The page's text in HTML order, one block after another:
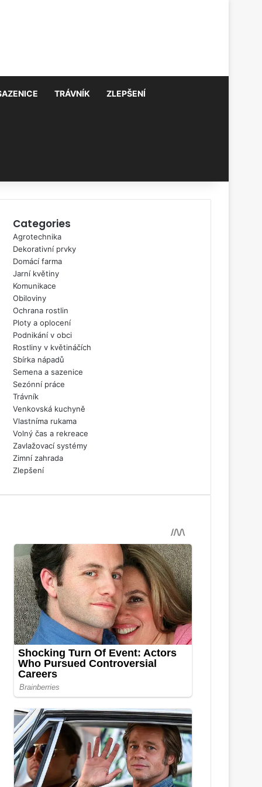
TRÁVNÍK ZLEPŠENÍ
Categories
Agrotechnika
Dekorativní prvky
Domácí farma
Jarní květiny
Komunikace
Obiloviny
Ochrana rostlin
Ploty a oplocení
Podnikání v obci
Rostliny v květináčích
Sbírka nápadů
Semena a sazenice
Sezónní práce
Trávník
Venkovská kuchyně
Vlastníma rukama
Volný čas a rekreace
Zavlažovací systémy
Zimní zahrada
Zlepšení